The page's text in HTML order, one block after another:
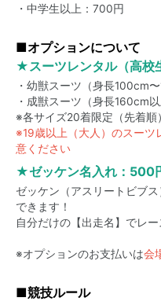
・中学生以上：700円
■オプションについて
★スーツレンタル（高校
・幼獣スーツ（身長100cm〜
・成獣スーツ（身長160cm以
※各サイズ20着限定（先着順）
※19歳以上（大人）のスーツ
意ください
★ゼッケン名入れ：500
ゼッケン（アスリートビブ
できます！
自分だけの【出走名】でレー
※オプションのお支払いは会
■競技ルール